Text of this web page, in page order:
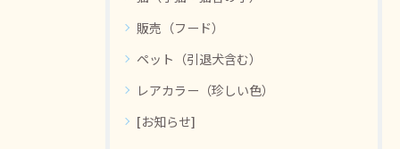
販売（フード）
ペット（引退犬含む）
レアカラー（珍しい色）
[お知らせ]